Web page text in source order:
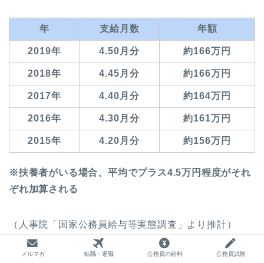
年 支給月数 年額
2019年 4.50月分 約166万円
2018年 4.45月分 約166万円
2017年 4.40月分 約164万円
2016年 4.30月分 約161万円
2015年 4.20月分 約156万円
※扶養者がいる場合、平均でプラス4.5万円程度がそれ
ぞれ加算される
（人事院「国家公務員給与等実態調査」より推計）
メルマガ 転職・退職 公務員の給料 公務員試験